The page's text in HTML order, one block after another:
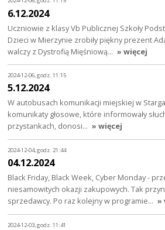
6.12.2024
Uczniowie z klasy Vb Publicznej Szkoły
Dzieci w Mierzynie zrobiły piękny prezent
walczy z Dystrofią Mięśniową… » więcej
2024-12-06, godz. 11:15
5.12.2024
W autobusach komunikacji miejskiej w
komunikaty głosowe, które informowały
przystankach, donosi… » więcej
2024-12-04, godz. 21:44
04.12.2024
Black Friday, Black Week, Cyber Monday -
niesamowitych okazji zakupowych. Tak
sprzedawcy. Po raz kolejny w programie… »
2024-12-03, godz. 11:41